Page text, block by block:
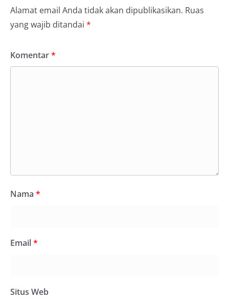
Alamat email Anda tidak akan dipublikasikan. Ruas
yang wajib ditandai *
Komentar*
Nama *
Email*
Situs Web